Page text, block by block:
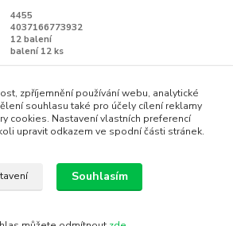
4455
4037166773932
12 balení
balení 12 ks
kategoriích
pink
pro párty
zpříjemnění používání webu, analytické
souhlasu také pro účely cílení reklamy
cookies. Nastavení vlastních preferencí
upravit odkazem ve spodní části stránek.
Souhlasím